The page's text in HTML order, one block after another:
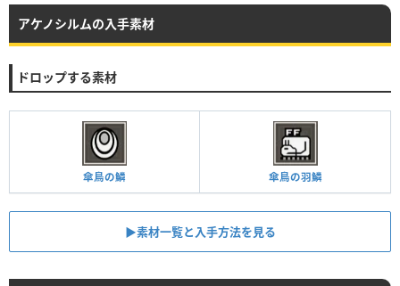
アケノシルムの入手素材
ドロップする素材
傘鳥の鱗 傘鳥の羽鱗
▶︎素材一覧と入手方法を見る